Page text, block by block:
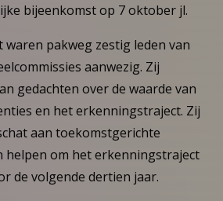
bijeenkomst op 7 oktober jl.
waren pakweg zestig leden van
aanwezig. Zij
gedachten over de waarde van
en het erkenningstraject. Zij
aan toekomstgerichte
helpen om het erkenningstraject
de volgende dertien jaar.